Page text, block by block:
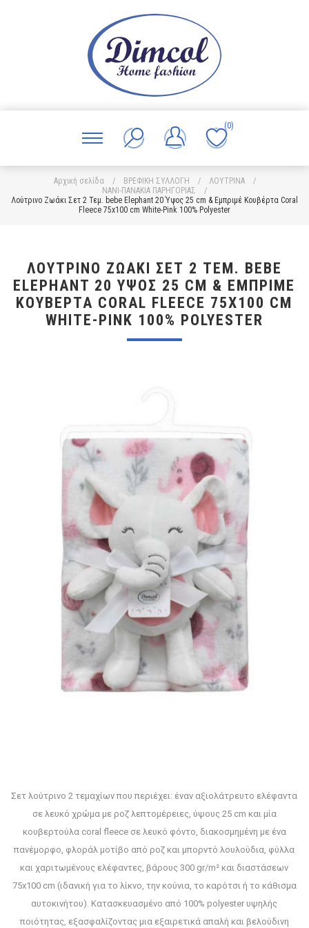
(0)
Αρχική σελίδα / ΒΡΕΦΙΚΗ ΣΥΛΛΟΓΗ / ΛΟΥΤΡΙΝΑ
/
ΝΑΝΙ-ΠΑΝΑΚΙΑ ΠΑΡΗΓΟΡΙΑΣ
/
Λούτρινο Ζωάκι Σετ 2 Τεμ. bebe Elephant 20 Ύψος 25 cm & Εμπριμέ Κουβέρτα Coral
Fleece 75x100 cm White-Pink 100% Polyester
ΛΟΎΤΡΙΝΟ ΖΩΆΚΙ ΣΕΤ 2 ΤΕΜ. BEBE
ELEPHANT 20 ΎΨΟΣ 25 CM & ΕΜΠΡΙΜΈ
ΚΟΥΒΈΡΤΑ CORAL FLEECE 75X100 CM
WHITE-PINK 100% POLYESTER
Σετ λούτρινο 2 τεμαχίων που περιέχει: έναν αξιολάτρευτο ελέφαντα
σε λευκό χρώμα με ροζ λεπτομέρειες, ύψους 25 cm και μία
κουβερτούλα coral fleece σε λευκό φόντο, διακοσμημένη με ένα
πανέμορφο, φλοράλ μοτίβο από ροζ και μπορντό λουλούδια, φύλλα
και χαριτωμένους ελέφαντες, βάρους 300 gr/m² και διαστάσεων
75x100 cm (ιδανική για το λίκνο, την κούνια, το καρότσι ή το κάθισμα
αυτοκινήτου). Κατασκευασμένο από 100% polyester υψηλής
ποιότητας, εξασφαλίζοντας μια εξαιρετικά απαλή και βελούδινη